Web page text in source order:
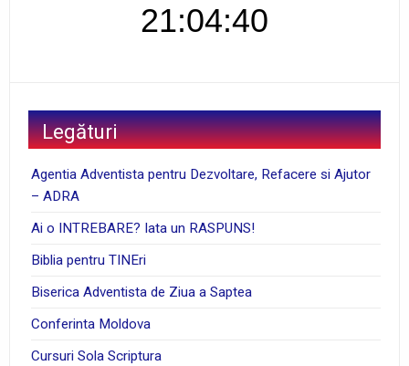
21:04:41
Legături
Agentia Adventista pentru Dezvoltare, Refacere si Ajutor
– ADRA
Ai o INTREBARE? Iata un RASPUNS!
Biblia pentru TINEri
Biserica Adventista de Ziua a Saptea
Conferinta Moldova
Cursuri Sola Scriptura